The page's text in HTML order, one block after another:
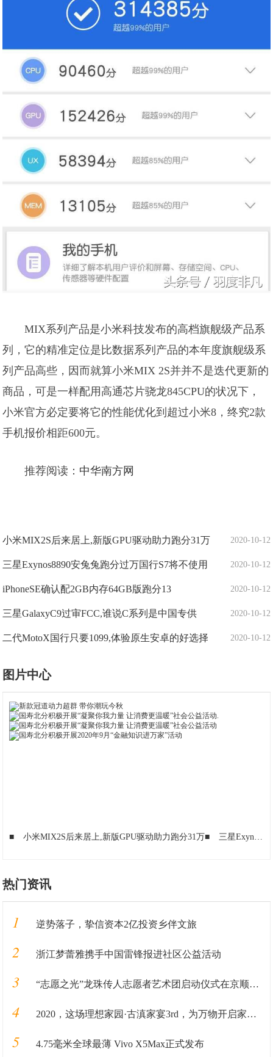
MIX系列产品是小米科技发布的高档旗舰级产品系
列，它的精准定位是比数据系列产品的本年度旗舰级系
列产品高些，因而就算小米MIX 2S并并不是迭代更新的
商品，可是一样配用高通芯片骁龙845CPU的状况下，
小米官方必定要将它的性能优化到超过小米8，终究2款
手机报价相距600元。
推荐阅读： 中华南方网
2020-10-12
小米MIX2S后来居上,新版GPU驱动助力跑分31万
2020-10-12
三星Exynos8890安兔兔跑分过万国行S7将不使用
2020-10-12
iPhoneSE确认配2GB内存64GB版跑分13
2020-10-12
三星GalaxyC9过审FCC,谁说C系列是中国专供
2020-10-12
二代MotoX国行只要1099,体验原生安卓的好选择
图片中心
■ 小米MIX2S后来居上,新版GPU驱动助力跑分31万■ 三星Exynos8890安兔兔跑分过万国行S7将不使用
热门资讯
1 逆势落子，挚信资本2亿投资乡伴文旅
2 浙江梦蕾雅携手中国雷锋报进社区公益活动
3 “志愿之光”龙珠传人志愿者艺术团启动仪式在京顺利启动
4 2020，这场理想家园·古滇家宴3rd，为万物开启家园的新篇章
5 4.75毫米全球最薄 Vivo X5Max正式发布